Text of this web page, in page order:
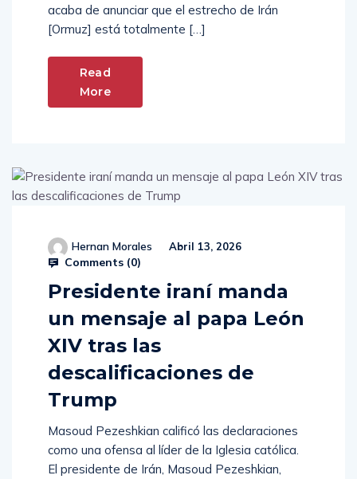
acaba de anunciar que el estrecho de Irán
[Ormuz] está totalmente […]
Read
More
Hernan Morales Abril 13, 2026
Comments (0)
Presidente iraní manda
un mensaje al papa León
XIV tras las
descalificaciones de
Trump
Masoud Pezeshkian calificó las declaraciones
como una ofensa al líder de la Iglesia católica.
El presidente de Irán, Masoud Pezeshkian,